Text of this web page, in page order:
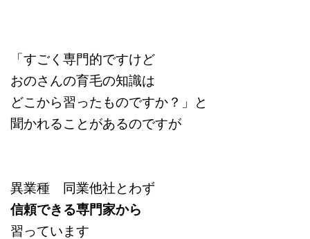
「すごく専門的ですけど
おのさんの育毛の知識は
どこから習ったものですか？」と
聞かれることがあるのですが
異業種 同業他社とわず
信頼できる専門家から
習っています